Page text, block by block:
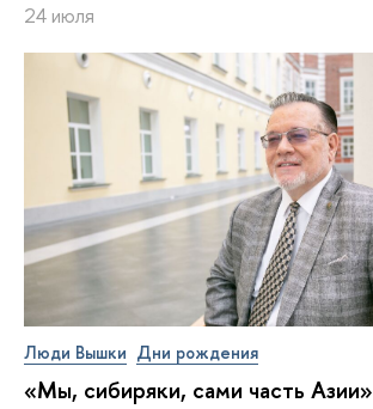
24 июля
Люди Вышки Дни рождения
«Мы, сибиряки, сами часть Азии»